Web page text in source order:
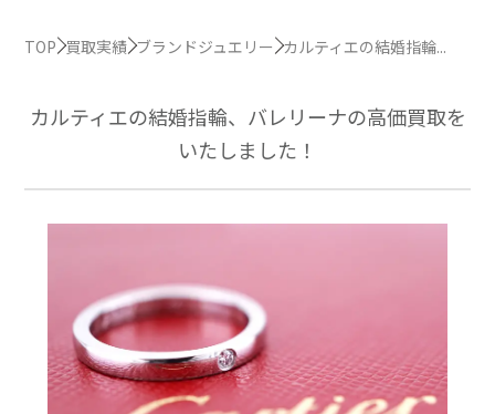
TOP 買取実績 ブランドジュエリー カルティエの結婚指輪...
カルティエの結婚指輪、バレリーナの高価買取を
いたしました！